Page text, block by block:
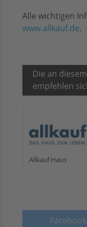
Facebook
Alle wichtigen
www.allkauf.de.
Die an
empfehlen
Allkauf Haus